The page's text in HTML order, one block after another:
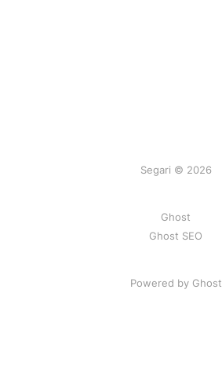
Segari © 2026
Ghost
Ghost SEO
Powered by Ghost